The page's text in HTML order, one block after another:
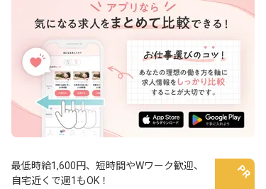
最低時給1,600円、短時間やWワーク歓迎、
自宅近くで週1もOK！